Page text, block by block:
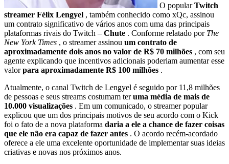
O popularTwitch
streamer Félix Lengyel , também conhecido como xQc, assinou
um contrato significativo de vários anos com uma das principais
plataformas rivais do Twitch – Chute . Conforme relatado por The
New York Times , o streamer assinou um contrato de
aproximadamente dois anos no valor de R$ 70 milhões , com seu
agente explicando que incentivos adicionais poderiam aumentar esse
valorpara aproximadamente R$ 100 milhões .
Atualmente, o canal Twitch de Lengyel é seguido por 11,8 milhões
de pessoas e seus streams costumam teruma média de mais de
10.000 visualizações . Em um comunicado, o streamer popular
explicou que um dos principais motivos de seu acordo com o Kick
foi o fato de a nova plataforma daria a ele a chance de fazer coisas
que ele não era capaz de fazer antes . O acordo recém-acordado
oferece a ele uma excelente oportunidade de implementar suas ideias
criativas e novas nos próximos anos.